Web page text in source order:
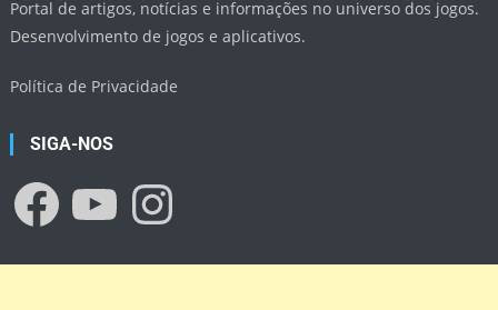
Portal de artigos, notícias e informações no universo dos jogos.
Desenvolvimento de jogos e aplicativos.
Política de Privacidade
SIGA-NOS